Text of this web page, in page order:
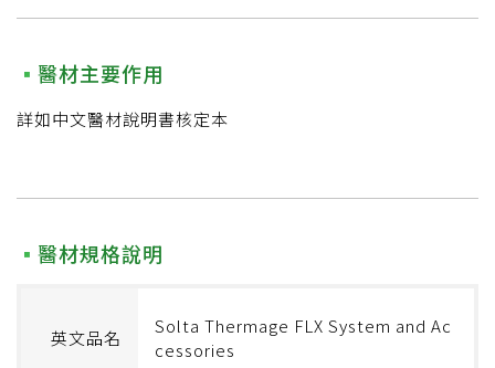
醫材主要作用
詳如中文醫材說明書核定本
醫材規格說明
英文品名
Solta Thermage FLX System and Ac
cessories